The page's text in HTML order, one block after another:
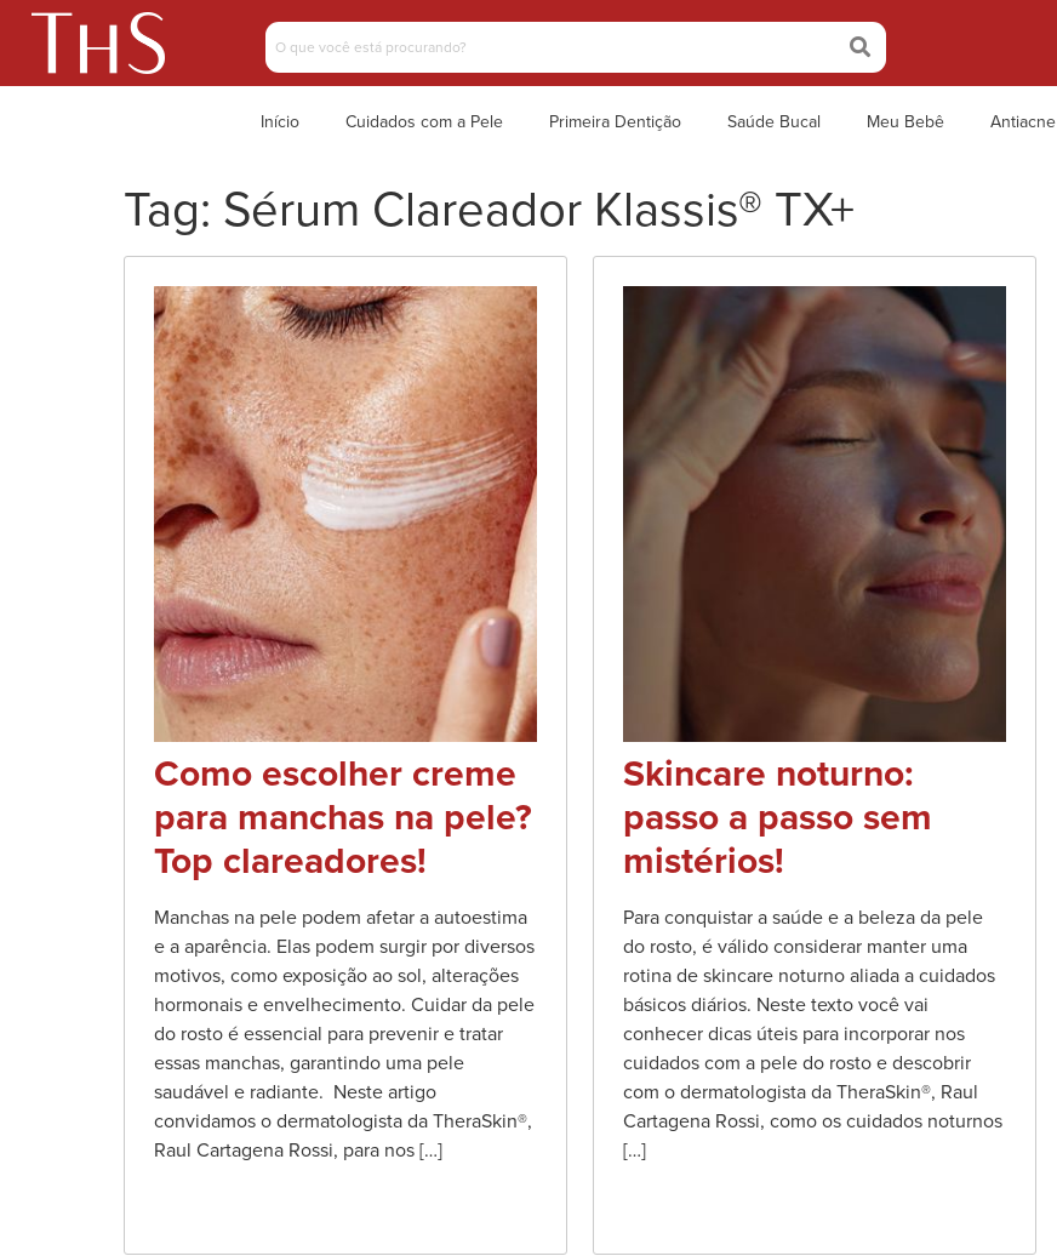
Início Cuidados com a Pele Primeira Dentição Saúde Bucal Meu Bebê Antiacne
Tag: Sérum Clareador Klassis® TX+
Como escolher creme
para manchas na pele?
Top clareadores!
Manchas na pele podem afetar a autoestima
e a aparência. Elas podem surgir por diversos
motivos, como exposição ao sol, alterações
hormonais e envelhecimento. Cuidar da pele
do rosto é essencial para prevenir e tratar
essas manchas, garantindo uma pele
saudável e radiante. Neste artigo
convidamos o dermatologista da TheraSkin®,
Raul Cartagena Rossi, para nos […]
Skincare noturno:
passo a passo sem
mistérios!
Para conquistar a saúde e a beleza da pele
do rosto, é válido considerar manter uma
rotina de skincare noturno aliada a cuidados
básicos diários. Neste texto você vai
conhecer dicas úteis para incorporar nos
cuidados com a pele do rosto e descobrir
com o dermatologista da TheraSkin®, Raul
Cartagena Rossi, como os cuidados noturnos
[…]